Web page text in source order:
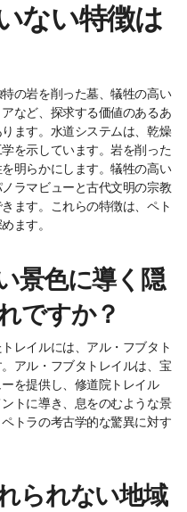
ない特徴は
の岩を削った墓、犠牲の高い
など、探求する価値のあるあ
ます。水道システムは、乾燥
を示しています。岩を削った
明らかにします。犠牲の高い
ラマビューと古代文明の宗教
ます。これらの特徴は、ペト
ます。
景色に導く隠
ですか？
レイルには、アル・フブタト
アル・フブタトレイルは、宝
を提供し、修道院トレイル
トに導き、息をのむような景
トラの考古学的な驚異に対す
られない地域